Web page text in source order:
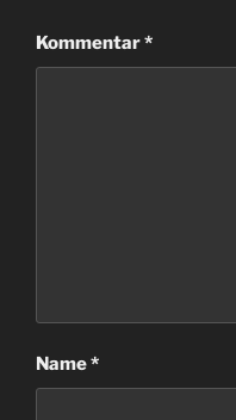
Kommentar*
Name*